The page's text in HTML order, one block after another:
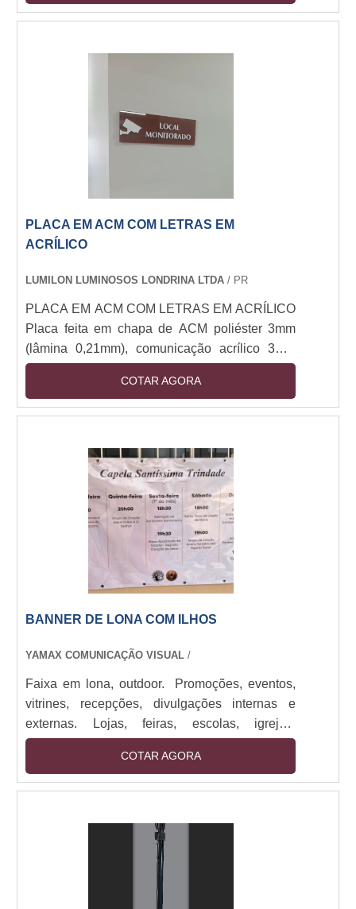
garantia de uma empresa há mais de 25 anos
muito utilizada no mercado de sinalização para
PLACA EM ACM COM LETRAS EM
ACRÍLICO
LUMILON LUMINOSOS LONDRINA LTDA / PR
PLACA EM ACM COM LETRAS EM ACRÍLICO
Placa feita em chapa de ACM poliéster 3mm
(lâmina 0,21mm), comunicação acrílico 3mm
cortado a laser colado no ACM
COTAR AGORA
BANNER DE LONA COM ILHOS
YAMAX COMUNICAÇÃO VISUAL /
Faixa em lona, outdoor. Promoções, eventos,
vitrines, recepções, divulgações internas e
externas. Lojas, feiras, escolas, igrejas,
empresas de todos os portes. Impressos em
lona de até 1,60M com bastões e cordão.
Impressão digital em alta resolução. Sendo
recepções, divulgações internas e externas.
Alta durabilidade, visual impactante, fácil
instalação. Cores vivas, prazo ágil, acabamento
reforçado para maior resistência.
COTAR AGORA